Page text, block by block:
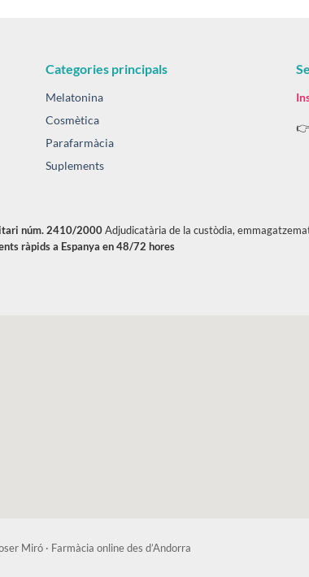
Categories principals
Melatonina
Cosmètica
Parafarmàcia
Suplements
👉
núm. 2410/2000Adjudicatària de la custòdia,
ràpids a Espanya en 48/72 hores
Miró · Farmàcia online des d’Andorra